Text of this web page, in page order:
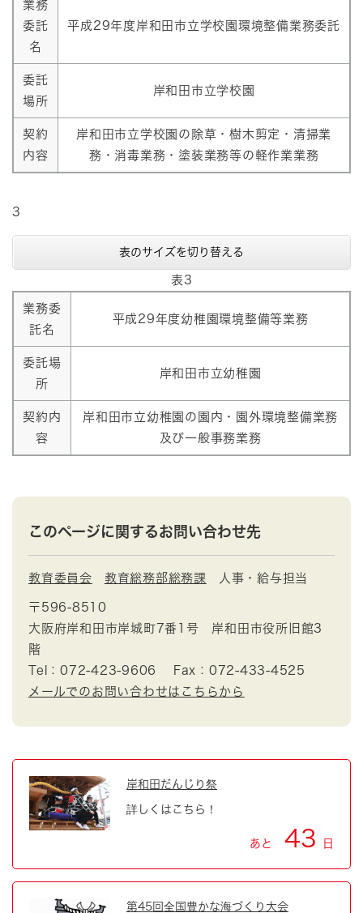
業務
委託
名
平成29年度岸和田市立学校園環境整備業務委託
委託
場所
岸和田市立学校園
契約
内容
岸和田市立学校園の除草・樹木剪定・清掃業
務・消毒業務・塗装業務等の軽作業業務
3
表のサイズを切り替える
表3
業務委
託名
平成29年度幼稚園環境整備等業務
委託場
所
岸和田市立幼稚園
契約内
容
岸和田市立幼稚園の園内・園外環境整備業務
及び一般事務業務
このページに関するお問い合わせ先
教育委員会 教育総務部総務課 人事・給与担当
〒596-8510
大阪府岸和田市岸城町7番1号 岸和田市役所旧館3
階
Tel：072-423-9606
Fax：072-433-4525
メールでのお問い合わせはこちらから
岸和田だんじり祭
詳しくはこちら！
あと 43 日
第45回全国豊かな海づくり大会